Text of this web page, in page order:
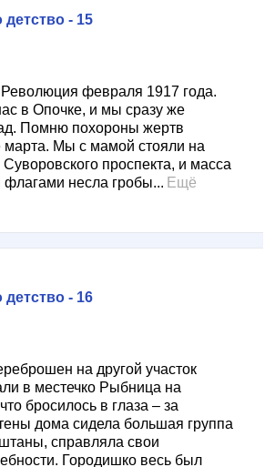
- 15
февраля 1917 года.
в Опочке, и мы сразу же
Помню похороны жертв
марта. Мы с мамой стояли на
проспекта, и масса
несла гробы... Ещё
- 16
на другой участок
в местечко Рыбница на
бросилось в глаза – за
дома сидела большая группа
справляла свои
Городишко весь был